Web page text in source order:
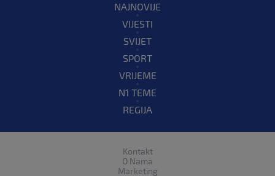
NAJNOVIJE
VIJESTI
SVIJET
SPORT
VRIJEME
N1 TEME
REGIJA
Kontakt
O Nama
Marketing